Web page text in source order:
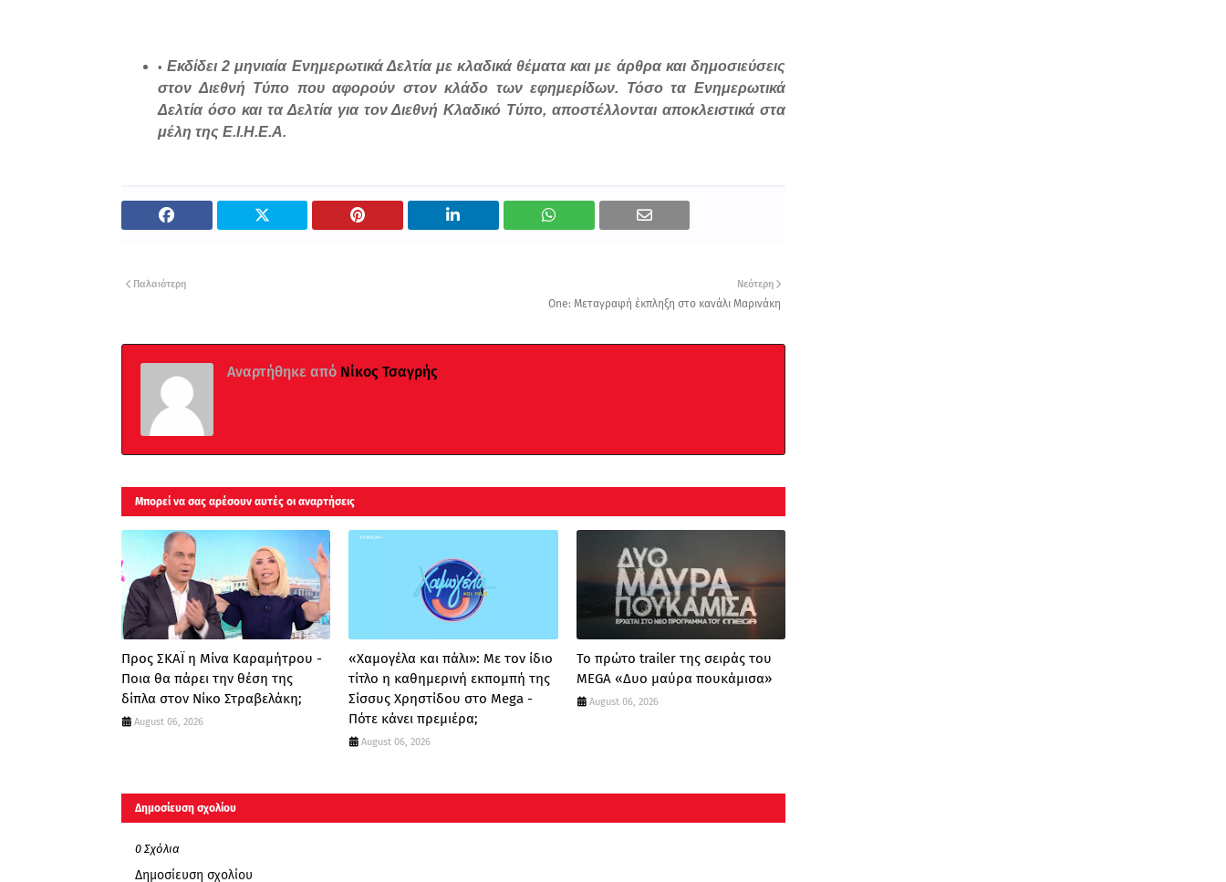
Εκδίδει 2 μηνιαία Ενημερωτικά Δελτία με κλαδικά θέματα και με άρθρα και δημοσιεύσεις
στον Διεθνή Τύπο που αφορούν στον κλάδο των εφημερίδων. Τόσο τα Ενημερωτικά
Δελτία όσο και τα Δελτία για τον Διεθνή Κλαδικό Τύπο, αποστέλλονται αποκλειστικά στα
μέλη της Ε.Ι.Η.Ε.Α.
Νεότερη
One: Μεταγραφή έκπληξη στο κανάλι Μαρινάκη
Παλαιότερη
Αναρτήθηκε από Νίκος Τσαγρής
Μπορεί να σας αρέσουν αυτές οι αναρτήσεις
Προς ΣΚΑΪ η Μίνα Καραμήτρου -
Ποια θα πάρει την θέση της
δίπλα στον Νίκο Στραβελάκη;
August 06, 2026
«Χαμογέλα και πάλι»: Με τον ίδιο
τίτλο η καθημερινή εκπομπή της
Σίσσυς Χρηστίδου στο Mega -
Πότε κάνει πρεμιέρα;
August 06, 2026
Το πρώτο trailer της σειράς του
MEGA «Δυο μαύρα πουκάμισα»
August 06, 2026
Δημοσίευση σχολίου
0 Σχόλια
Δημοσίευση σχολίου